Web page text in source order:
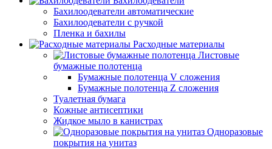
Бахилоодеватели автоматические
Бахилоодеватели с ручкой
Пленка и бахилы
Расходные материалы
Листовые
бумажные полотенца
Бумажные полотенца V сложения
Бумажные полотенца Z сложения
Туалетная бумага
Кожные антисептики
Жидкое мыло в канистрах
Одноразовые
покрытия на унитаз